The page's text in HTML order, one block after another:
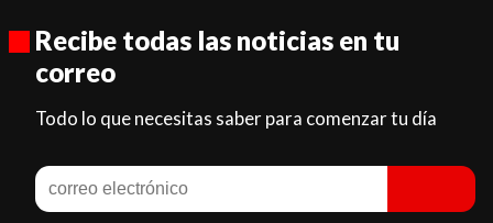
Recibe todas las noticias en tu
correo
Todo lo que necesitas saber para comenzar tu día